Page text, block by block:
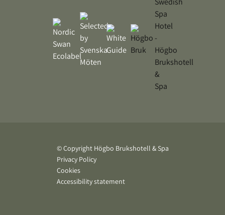
© Copyright Högbo Brukshotell & Spa
Privacy Policy
Cookies
Accessibility statement